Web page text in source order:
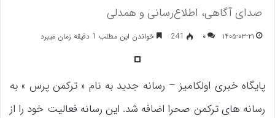
صدای آگاهی، اطلاع‌رسانی و همدلی
۱۴۰۵-۰۳-۲۱ ۰ 241 خواندن این مطلب 1 دقیقه زمان میبرد
پایگاه خبری اولکامیز – رسانه جدید به نام « ترکمن پرس » به
رسانه های ترکمن صحرا اضافه شد. این رسانه فعالیت خود را از